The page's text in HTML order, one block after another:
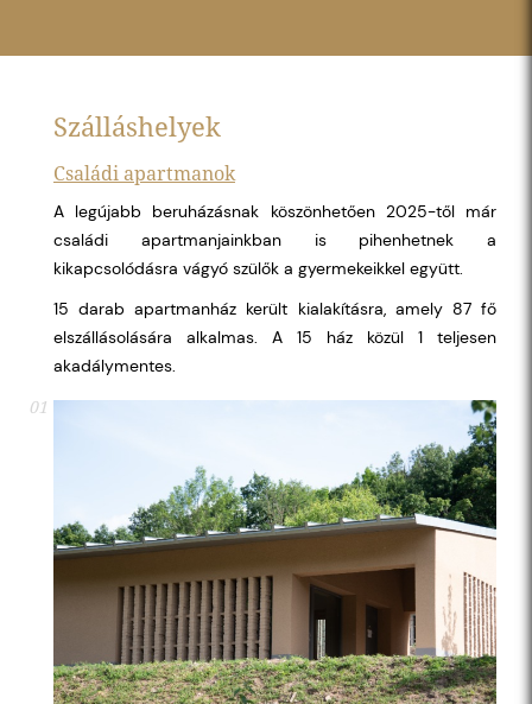
Szálláshelyek
Családi apartmanok
A legújabb beruházásnak köszönhetően 2025-től már
családi apartmanjainkban is pihenhetnek a
kikapcsolódásra vágyó szülők a gyermekeikkel együtt.
15 darab apartmanház került kialakításra, amely 87 fő
elszállásolására alkalmas. A 15 ház közül 1 teljesen
akadálymentes.
01